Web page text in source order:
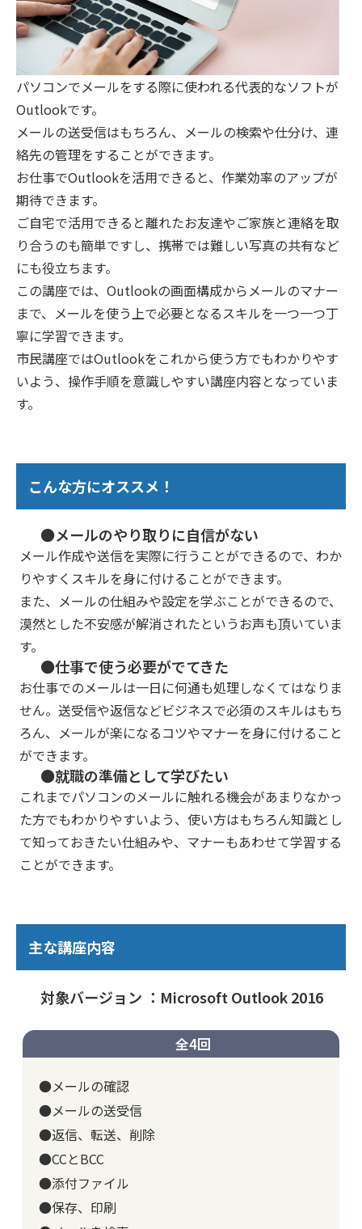
パソコンでメールをする際に使われる代表的なソフトが
Outlookです。
メールの送受信はもちろん、メールの検索や仕分け、連
絡先の管理をすることができます。
お仕事でOutlookを活用できると、作業効率のアップが
期待できます。
ご自宅で活用できると離れたお友達やご家族と連絡を取
り合うのも簡単ですし、携帯では難しい写真の共有など
にも役立ちます。
この講座では、Outlookの画面構成からメールのマナー
まで、メールを使う上で必要となるスキルを一つ一つ丁
寧に学習できます。
市民講座ではOutlookをこれから使う方でもわかりやす
いよう、操作手順を意識しやすい講座内容となっていま
す。
こんな方にオススメ！
●メールのやり取りに自信がない
メール作成や送信を実際に行うことができるので、わか
りやすくスキルを身に付けることができます。
また、メールの仕組みや設定を学ぶことができるので、
漠然とした不安感が解消されたというお声も頂いていま
す。
●仕事で使う必要がでてきた
お仕事でのメールは一日に何通も処理しなくてはなりま
せん。送受信や返信などビジネスで必須のスキルはもち
ろん、メールが楽になるコツやマナーを身に付けること
ができます。
●就職の準備として学びたい
これまでパソコンのメールに触れる機会があまりなかっ
た方でもわかりやすいよう、使い方はもちろん知識とし
て知っておきたい仕組みや、マナーもあわせて学習する
ことができます。
主な講座内容
対象バージョン ：Microsoft Outlook 2016
全4回
●メールの確認
●メールの送受信
●返信、転送、削除
●CCとBCC
●添付ファイル
●保存、印刷